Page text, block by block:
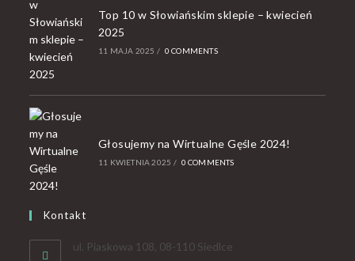
Top 10 w Słowiańskim sklepie – kwiecień
2025
11 MAJA 2025 / 0 COMMENTS
Głosujemy na Wirtualne Gęśle 2024!
11 KWIETNIA 2025 / 0 COMMENTS
Kontakt
ul. Piaskowa 108, 08-110 Siedlce